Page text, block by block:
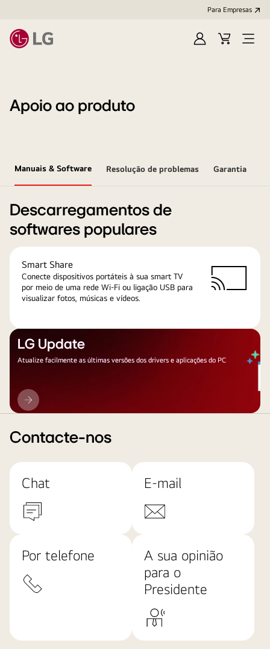
Para Empresas
IniciarCart
Open
Apoio ao produto
Manuais & Software Resolução de problemas Garantia
Descarregamentos de
softwares populares
Smart Share
Conecte dispositivos portáteis à sua smart TV
por meio de uma rede Wi-Fi ou ligação USB para
visualizar fotos, músicas e vídeos.
LG Update
Atualize facilmente as últimas versões dos drivers e aplicações do PC
LG
Update
Contacte-nos
Chat E-mail
Por telefone
A sua opinião
para o
Presidente